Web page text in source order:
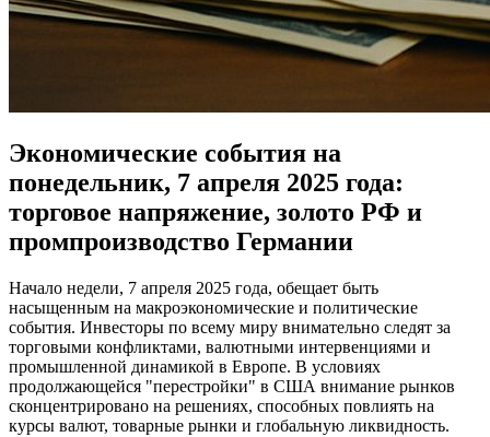
Экономические события на
понедельник, 7 апреля 2025 года:
торговое напряжение, золото РФ и
промпроизводство Германии
Начало недели, 7 апреля 2025 года, обещает быть
насыщенным на макроэкономические и политические
события. Инвесторы по всему миру внимательно следят за
торговыми конфликтами, валютными интервенциями и
промышленной динамикой в Европе. В условиях
продолжающейся "перестройки" в США внимание рынков
сконцентрировано на решениях, способных повлиять на
курсы валют, товарные рынки и глобальную ликвидность.